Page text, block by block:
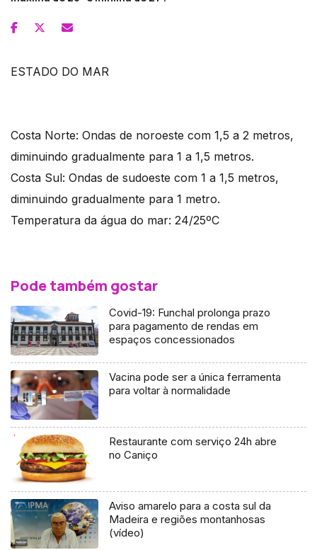
ESTADO DO MAR
Costa Norte: Ondas de noroeste com 1,5 a 2 metros,
diminuindo gradualmente para 1 a 1,5 metros.
Costa Sul: Ondas de sudoeste com 1 a 1,5 metros,
diminuindo gradualmente para 1 metro.
Temperatura da água do mar: 24/25ºC
Pode também gostar
Covid-19: Funchal prolonga prazo
para pagamento de rendas em
espaços concessionados
Vacina pode ser a única ferramenta
para voltar à normalidade
Restaurante com serviço 24h abre
no Caniço
Aviso amarelo para a costa sul da
Madeira e regiões montanhosas
(vídeo)